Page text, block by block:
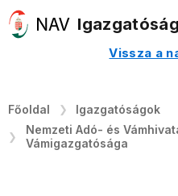
Vissza a
Főoldal
Igazgatóságok
Nemzeti Adó- és
Vámigazgatósága